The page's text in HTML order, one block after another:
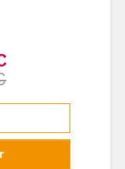
Prix